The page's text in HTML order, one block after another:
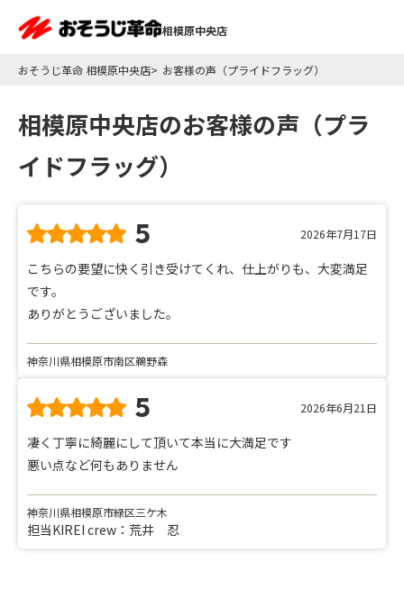
相模原中央店
おそうじ革命 相模原中央店 お客様の声（プライドフラッグ）
相模原中央店のお客様の声（プラ
イドフラッグ）
5 2026年7月17日
こちらの要望に快く引き受けてくれ、仕上がりも、大変満足
です。
ありがとうございました。
神奈川県相模原市南区鵜野森
5 2026年6月21日
凄く丁寧に綺麗にして頂いて本当に大満足です
悪い点など何もありません
神奈川県相模原市緑区三ケ木
担当KIREI crew：荒井 忍